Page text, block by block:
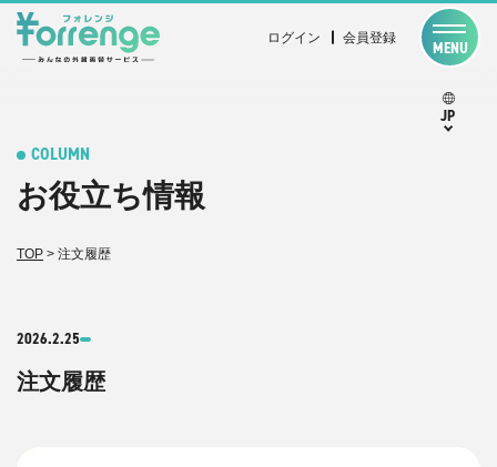
ログイン 会員登録
MENU
JP
COLUMN
お役立ち情報
TOP > 注文履歴
2026.2.25
注文履歴